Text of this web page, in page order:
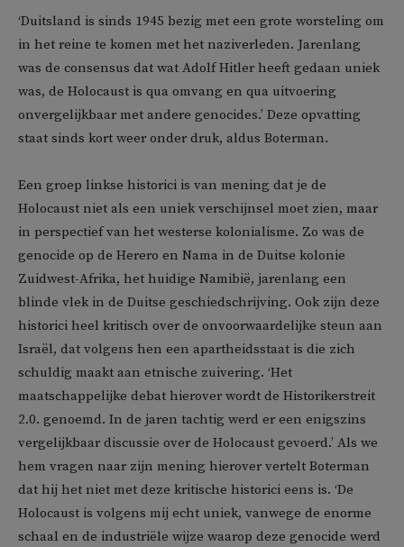
‘Duitsland is sinds 1945 bezig met een grote worsteling om
in het reine te komen met het naziverleden. Jarenlang
was de consensus dat wat Adolf Hitler heeft gedaan uniek
was, de Holocaust is qua omvang en qua uitvoering
onvergelijkbaar met andere genocides.’ Deze opvatting
staat sinds kort weer onder druk, aldus Boterman.
Een groep linkse historici is van mening dat je de
Holocaust niet als een uniek verschijnsel moet zien, maar
in perspectief van het westerse kolonialisme. Zo was de
genocide op de Herero en Nama in de Duitse kolonie
Zuidwest-Afrika, het huidige Namibië, jarenlang een
blinde vlek in de Duitse geschiedschrijving. Ook zijn deze
historici heel kritisch over de onvoorwaardelijke steun aan
Israël, dat volgens hen een apartheidsstaat is die zich
schuldig maakt aan etnische zuivering. ‘Het
maatschappelijke debat hierover wordt de Historikerstreit
2.0. genoemd. In de jaren tachtig werd er een enigszins
vergelijkbaar discussie over de Holocaust gevoerd.’ Als we
hem vragen naar zijn mening hierover vertelt Boterman
dat hij het niet met deze kritische historici eens is. ‘De
Holocaust is volgens mij echt uniek, vanwege de enorme
schaal en de industriële wijze waarop deze genocide werd